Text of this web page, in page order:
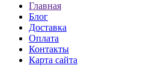
Главная
Блог
Доставка
Оплата
Контакты
Карта сайта